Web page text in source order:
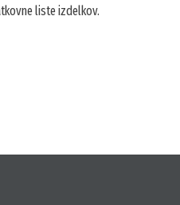
liste izdelkov.